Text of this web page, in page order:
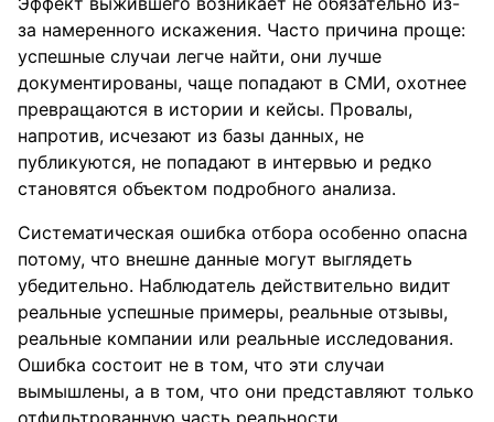
за намеренного искажения. Часто причина проще:
успешные случаи легче найти, они лучше
документированы, чаще попадают в СМИ, охотнее
превращаются в истории и кейсы. Провалы,
напротив, исчезают из базы данных, не
публикуются, не попадают в интервью и редко
становятся объектом подробного анализа.
Систематическая ошибка отбора особенно опасна
потому, что внешне данные могут выглядеть
убедительно. Наблюдатель действительно видит
реальные успешные примеры, реальные отзывы,
реальные компании или реальные исследования.
Ошибка состоит не в том, что эти случаи
вымышлены, а в том, что они представляют только
отфильтрованную часть реальности.